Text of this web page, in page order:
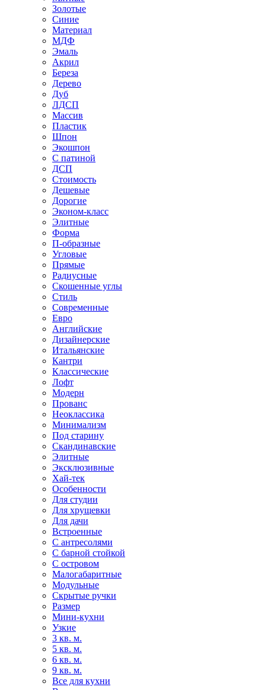
Золотые
Синие
Материал
МДФ
Эмаль
Акрил
Береза
Дерево
Дуб
ЛДСП
Массив
Пластик
Шпон
Экошпон
С патиной
ДСП
Стоимость
Дешевые
Дорогие
Эконом-класс
Элитные
Форма
П-образные
Угловые
Прямые
Радиусные
Скошенные углы
Стиль
Современные
Евро
Английские
Дизайнерские
Итальянские
Кантри
Классические
Лофт
Модерн
Прованс
Неоклассика
Минимализм
Под старину
Скандинавские
Элитные
Эксклюзивные
Хай-тек
Особенности
Для студии
Для хрущевки
Для дачи
Встроенные
С антресолями
С барной стойкой
С островом
Малогабаритные
Модульные
Скрытые ручки
Размер
Мини-кухни
Узкие
3 кв. м.
5 кв. м.
6 кв. м.
9 кв. м.
Все для кухни